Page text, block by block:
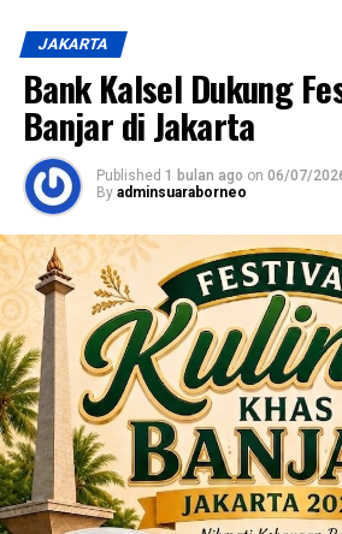
JAKARTA
Bank Kalsel Dukung
Banjar di Jakarta
Published 1 bulan ago on 06/07/
By adminsuaraborneo